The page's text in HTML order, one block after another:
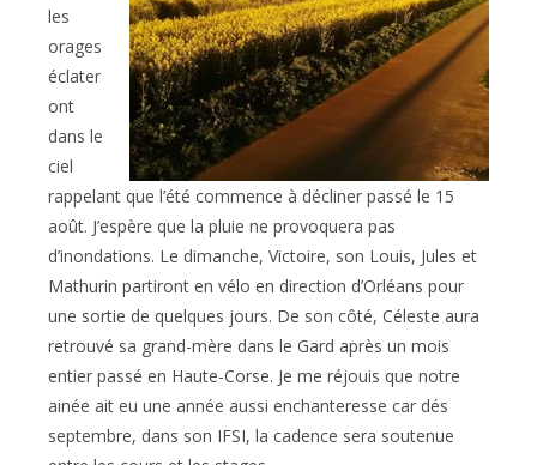
les
orages
éclater
ont
dans le
ciel
rappelant que l’été commence à décliner passé le 15
août. J’espère que la pluie ne provoquera pas
d’inondations. Le dimanche, Victoire, son Louis, Jules et
Mathurin partiront en vélo en direction d’Orléans pour
une sortie de quelques jours. De son côté, Céleste aura
retrouvé sa grand-mère dans le Gard après un mois
entier passé en Haute-Corse. Je me réjouis que notre
ainée ait eu une année aussi enchanteresse car dés
septembre, dans son IFSI, la cadence sera soutenue